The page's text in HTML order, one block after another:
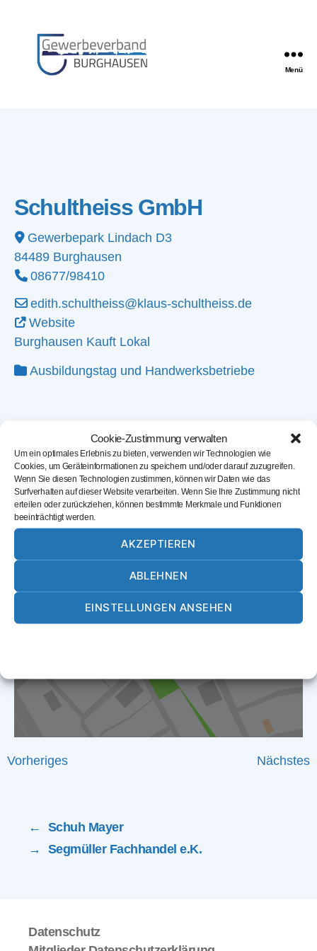
Cookie-Zustimmung verwalten
Um ein optimales Erlebnis zu bieten, verwenden wir Technologien wie
Cookies, um Geräteinformationen zu speichern und/oder darauf zuzugreifen.
Wenn Sie diesen Technologien zustimmen, können wir Daten wie das
Surfverhalten auf dieser Website verarbeiten. Wenn Sie Ihre Zustimmung nicht
erteilen oder zurückziehen, können bestimmte Merkmale und Funktionen
beeinträchtigt werden.
AKZEPTIEREN
ABLEHNEN
EINSTELLUNGEN ANSEHEN
Menü
Schultheiss GmbH
Gewerbepark Lindach D3
84489 Burghausen
08677/98410
edith.schultheiss@klaus-schultheiss.de
Website
Burghausen Kauft Lokal
Ausbildungstag und Handwerksbetriebe
Vorheriges Nächstes
←
Schuh Mayer
→
Segmüller Fachhandel e.K.
Datenschutz